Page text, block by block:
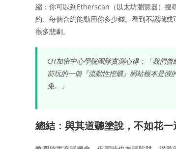
縮：你可以到Etherscan（以太坊瀏覽器）
約、每個合約能動用你多少錢。看到不認識
很多悲劇。
CH加密中心學院團隊實測心得：「我們
前玩的一個『流動性挖礦』網站根本是
免。」
總結：與其道聽塗說，不如花